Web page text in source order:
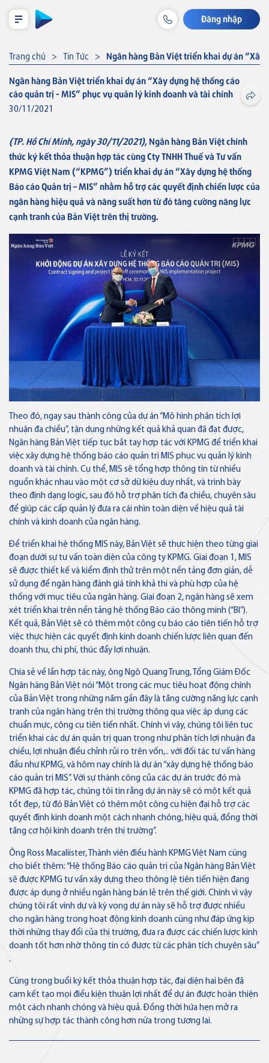
Cá nhân
Tài khoản & Dịch vụ
Thẻ
Bảo hiểm liên kết
Ngân hàng số
Hộ Kinh doanh
Doanh nghiệp
Tiền gửi
Tín dụng
Bảo lãnh
Tài trợ thương mại
Quản lý dòng tiền
Ngân hàng điện tử
Ưu đãi
Dành cho Cá nhân
Dành cho Doanh nghiệp
Điểm giao dịch & ATM
Liên hệ
Về Bản Việt Tuyển dụng
Tin tức Nhà đầu tư
Thông báo
VN
Đăng nhập
Trang chủ Tin Tức Ngân hàng Bản Việt triển khai dự án
Ngân hàng Bản Việt triển khai dự án “Xây dựng hệ thống cáo
cáo quản trị - MIS” phục vụ quản lý kinh doanh và tài chính
30/11/2021
(TP. Hồ Chí Minh, ngày 30/11/2021), Ngân hàng Bản Việt chính
thức ký kết thỏa thuận hợp tác cùng Cty TNHH Thuế và Tư vấn
KPMG Việt Nam (“KPMG”) triển khai dự án “Xây dựng hệ thống
Báo cáo Quản trị – MIS” nhằm hỗ trợ các quyết định chiến lược của
ngân hàng hiệu quả và năng suất hơn từ đó tăng cường năng lực
cạnh tranh của Bản Việt trên thị trường.
Theo đó, ngay sau thành công của dự án “Mô hình phân tích lợi
nhuận đa chiều”, tận dụng những kết quả khả quan đã đạt được,
Ngân hàng Bản Việt tiếp tục bắt tay hợp tác với KPMG để triển khai
việc xây dựng hệ thống báo cáo quản trị MIS phục vụ quản lý kinh
doanh và tài chính. Cụ thể, MIS sẽ tổng hợp thông tin từ nhiều
nguồn khác nhau vào một cơ sở dữ kiệu duy nhất, và trình bày
theo định dạng logic, sau đó hỗ trợ phân tích đa chiều, chuyên sâu
để giúp các cấp quản lý đưa ra cái nhìn toàn diện về hiệu quả tài
chính và kinh doanh của ngân hàng.
Để triển khai hệ thống MIS này, Bản Việt sẽ thực hiện theo từng giai
đoạn dưới sự tư vấn toàn diện của công ty KPMG. Giai đoạn 1, MIS
sẽ được thiết kế và kiểm định thử trên một nền tảng đơn giản, dễ
sử dụng để ngân hàng đánh giá tính khả thi và phù hợp của hệ
thống với mục tiêu của ngân hàng. Giai đoạn 2, ngân hàng sẽ xem
xét triển khai trên nền tảng hệ thống Báo cáo thông minh (“BI”).
Kết quả, Bản Việt sẽ có thêm một công cụ báo cáo tiên tiến hỗ trợ
việc thực hiện các quyết định kinh doanh chiến lược liên quan đến
doanh thu, chi phí, thúc đẩy lợi nhuận.
Chia sẻ về lần hợp tác này, ông Ngô Quang Trung, Tổng Giám Đốc
Ngân hàng Bản Việt nói “Một trong các mục tiêu hoạt động chính
của Bản Việt trong những năm gần đây là tăng cường năng lực cạnh
tranh của ngân hàng trên thị trường thông qua việc áp dụng các
chuẩn mực, công cụ tiên tiến nhất. Chính vì vậy, chúng tôi liên tục
triển khai các dự án quản trị quan trọng như phân tích lợi nhuận đa
chiều, lợi nhuận điều chỉnh rủi ro trên vốn,.. với đối tác tư vấn hàng
đầu như KPMG, và hôm nay chính là dự án “xây dựng hệ thống báo
cáo quản trị MIS”. Với sự thành công của các dự án trước đó mà
KPMG đã hợp tác, chúng tôi tin rằng dự án này sẽ có một kết quả
tốt đẹp, từ đó Bản Việt có thêm một công cụ hiện đại hỗ trợ các
quyết định kinh doanh một cách nhanh chóng, hiệu quả, đồng thời
tăng cơ hội kinh doanh trên thị trường”.
Ông Ross Macaliister, Thành viên điều hành KPMG Việt Nam cũng
cho biết thêm: “Hệ thống Báo cáo quản trị của Ngân hàng Bản Việt
sẽ được KPMG tư vấn xây dựng theo thông lệ tiên tiến hiện đang
được áp dụng ở nhiều ngân hàng bán lẻ trên thế giới. Chính vì vậy
chúng tôi rất vinh dự và kỳ vọng dự án này sẽ hỗ trợ được nhiều
cho ngân hàng trong hoạt động kinh doanh cũng như đáp ứng kịp
thời những thay đổi của thị trường, đưa ra được các chiến lược kinh
doanh tốt hơn nhờ thông tin có được từ các phân tích chuyên sâu”
.
Cũng trong buổi ký kết thỏa thuận hợp tác, đại diện hai bên đã
cam kết tạo mọi điều kiện thuận lợi nhất để dự án được hoàn thiện
một cách nhanh chóng và hiệu quả. Đồng thời hứa hẹn mở ra
những sự hợp tác thành công hơn nữa trong tương lai.
Thẻ VISA
Thẻ tín dụng
Thẻ tín dụng BVBank Visa inStyle
Thẻ tín dụng
Thẻ tín dụng BVBank Visa Joy
Thẻ tín dụng
Thẻ tín dụng BVBank VISA
Lifestyle
Thẻ tín dụng
Thẻ JCB
Thẻ tín dụng
Thẻ tín dụng BVBank JCB Cheer
Thẻ tín dụng
Thẻ tín dụng BVBank JCB Sense
Thẻ tín dụng
Thẻ tín dụng BVBank JCB
Discovery
Thẻ tín dụng
Thẻ tín dụng BVBank JCB 7-
Eleven